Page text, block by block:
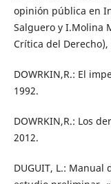
opinión pública en
Salguero y I.Molina
Crítica del Derecho),
DOWRKIN,R.: El
1992.
DOWRKIN,R.: Los
2012.
DUGUIT, L.: